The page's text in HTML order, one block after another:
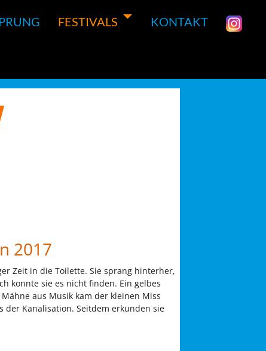
FESTIVALS KONTAKT
2017
Zeit in die Toilette. Sie sprang hinterher,
konnte sie es nicht finden. Ein gelbes
aus Musik kam der kleinen Miss
Kanalisation. Seitdem erkunden sie